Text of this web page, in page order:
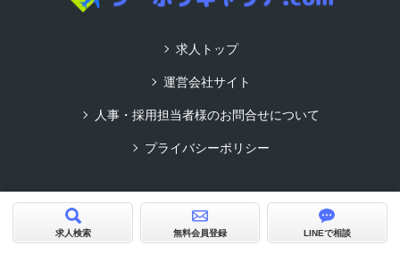
求人検索 無料会員登録 LINEで相談
求人トップ
運営会社サイト
人事・採用担当者様のお問合せについて
プライバシーポリシー
Copyright© ワーホリキャリア.com All Rights Reserved.
求人サイトビルダーCMS型